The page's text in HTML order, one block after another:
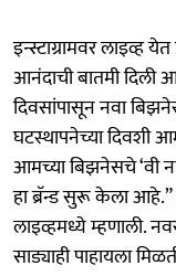
इन्स्टाग्रामवर लाइव्ह
आनंदाची बातमी दिली
दिवसांपासून नवा
घटस्थापनेच्या दिवशी
आमच्या बिझनेसचे ‘वी
हा ब्रॅन्ड सुरू केला आहे.”
लाइव्हमध्ये म्हणाली.
साड्याही पाहायला